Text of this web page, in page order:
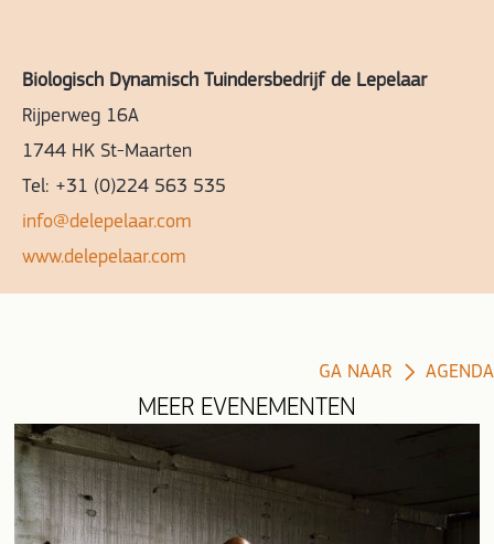
Biologisch Dynamisch Tuindersbedrijf de Lepelaar
Rijperweg 16A
1744 HK St-Maarten
Tel: +31 (0)224 563 535
info@delepelaar.com
www.delepelaar.com
GA NAAR AGENDA
MEER EVENEMENTEN